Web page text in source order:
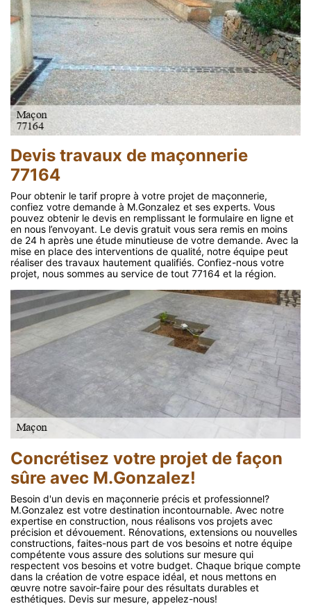
Devis travaux de maçonnerie
77164
Pour obtenir le tarif propre à votre projet de maçonnerie,
confiez votre demande à M.Gonzalez et ses experts. Vous
pouvez obtenir le devis en remplissant le formulaire en ligne et
en nous l’envoyant. Le devis gratuit vous sera remis en moins
de 24 h après une étude minutieuse de votre demande. Avec la
mise en place des interventions de qualité, notre équipe peut
réaliser des travaux hautement qualifiés. Confiez-nous votre
projet, nous sommes au service de tout 77164 et la région.
Concrétisez votre projet de façon
sûre avec M.Gonzalez!
Besoin d'un devis en maçonnerie précis et professionnel?
M.Gonzalez est votre destination incontournable. Avec notre
expertise en construction, nous réalisons vos projets avec
précision et dévouement. Rénovations, extensions ou nouvelles
constructions, faites-nous part de vos besoins et notre équipe
compétente vous assure des solutions sur mesure qui
respectent vos besoins et votre budget. Chaque brique compte
dans la création de votre espace idéal, et nous mettons en
œuvre notre savoir-faire pour des résultats durables et
esthétiques. Devis sur mesure, appelez-nous!